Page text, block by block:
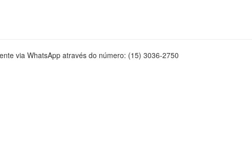
via WhatsApp através do número: (15) 3036-2750